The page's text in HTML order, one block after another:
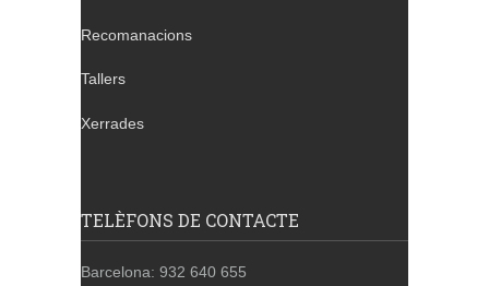
Recomanacions
Tallers
Xerrades
TELÈFONS DE CONTACTE
Barcelona: 932 640 655